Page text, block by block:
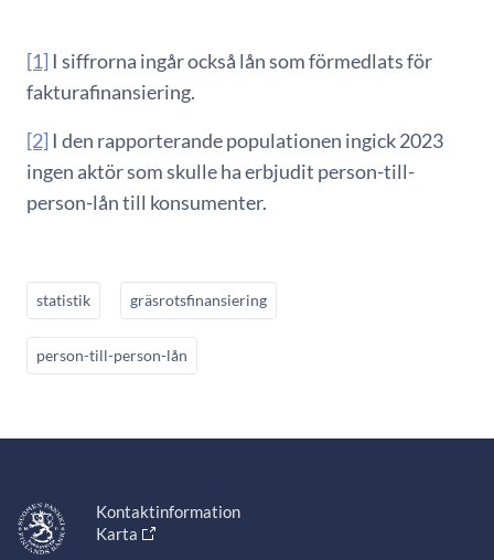
[1] I siffrorna ingår också lån som förmedlats för
fakturafinansiering.
[2] I den rapporterande populationen ingick 2023
ingen aktör som skulle ha erbjudit person-till-
person-lån till konsumenter.
statistik gräsrotsfinansiering
person-till-person-lån
Kontaktinformation
Karta